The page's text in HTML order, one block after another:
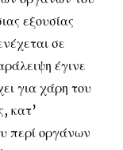
εξουσίας
σε
έγινε
για χάρη του
κατ’
περί οργάνων